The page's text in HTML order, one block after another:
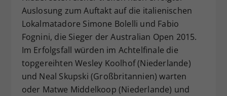
Auslosung zum Auftakt auf die italienischen
Lokalmatadore Simone Bolelli und Fabio
Fognini, die Sieger der Australian Open 2015.
Im Erfolgsfall würden im Achtelfinale die
topgereihten Wesley Koolhof (Niederlande)
und Neal Skupski (Großbritannien) warten
oder Matwe Middelkoop (Niederlande) und